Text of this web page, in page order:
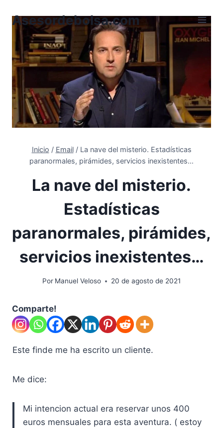
contenido
Asesordebolsa.com
Inicio / Email / La nave del misterio. Estadísticas
paranormales, pirámides, servicios inexistentes…
La nave del misterio.
Estadísticas
paranormales, pirámides,
servicios inexistentes…
Por Manuel Veloso 20 de agosto de 2021
Comparte!
Este finde me ha escrito un cliente.
Me dice:
Mi intencion actual era reservar unos 400
euros mensuales para esta aventura. ( estoy